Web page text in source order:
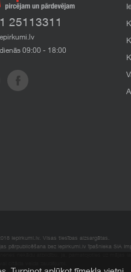
25113311
09:00 - 18:00
Iepirkumi.lv. Visas tiesības aizsargātas.
pārpublicēšana bez iepirkumi.lv īpašnieka SIA